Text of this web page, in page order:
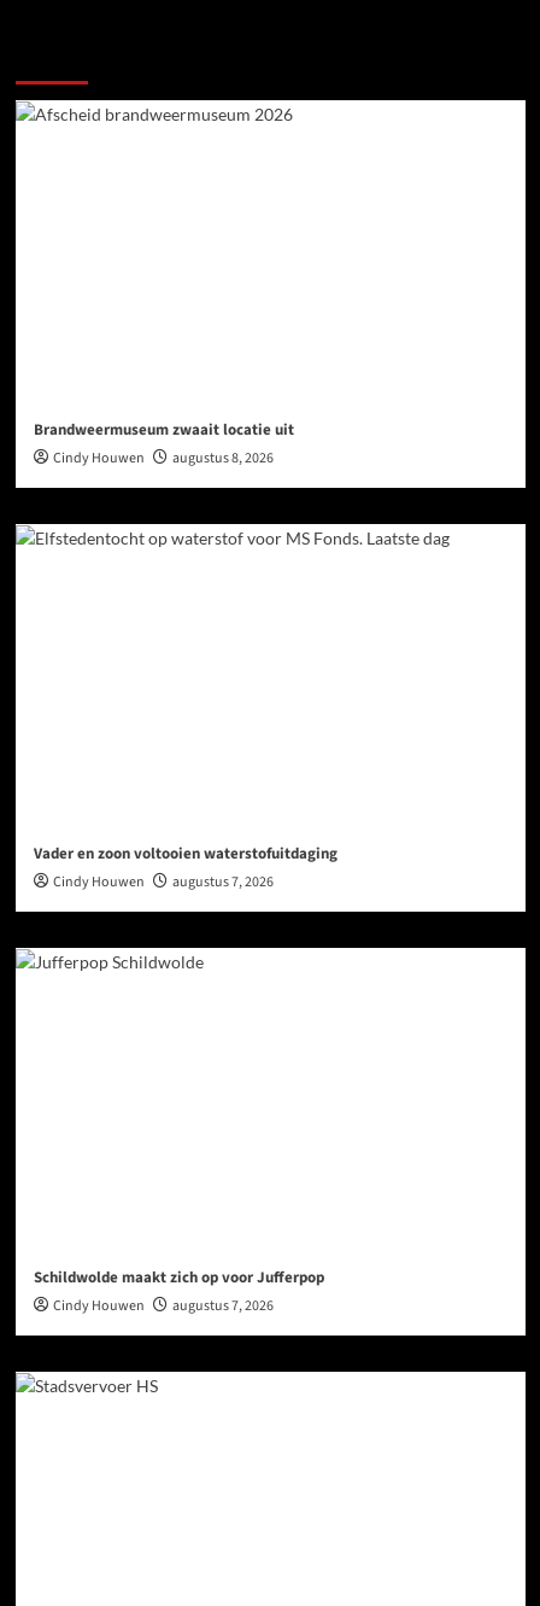
Brandweermuseum zwaait locatie uit
Cindy Houwen augustus 8, 2026
Vader en zoon voltooien waterstofuitdaging
Cindy Houwen augustus 7, 2026
Schildwolde maakt zich op voor Jufferpop
Cindy Houwen augustus 7, 2026